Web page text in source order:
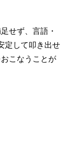
せず、言語・
定して叩き出せ
こなうことが